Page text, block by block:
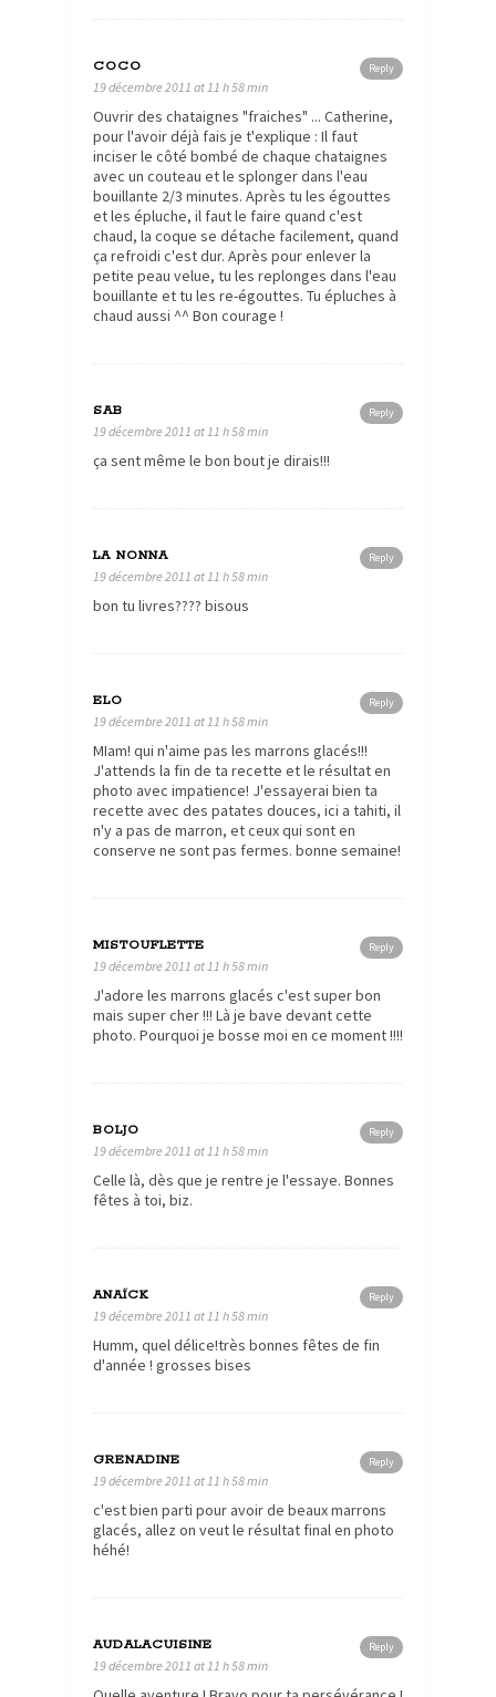
Reply
COCO
19 décembre 2011 at 11 h 58 min
Ouvrir des chataignes "fraiches" ... Catherine,
pour l'avoir déjà fais je t'explique : Il faut
inciser le côté bombé de chaque chataignes
avec un couteau et le splonger dans l'eau
bouillante 2/3 minutes. Après tu les égouttes
et les épluche, il faut le faire quand c'est
chaud, la coque se détache facilement, quand
ça refroidi c'est dur. Après pour enlever la
petite peau velue, tu les replonges dans l'eau
bouillante et tu les re-égouttes. Tu épluches à
chaud aussi ^^ Bon courage !
Reply
SAB
19 décembre 2011 at 11 h 58 min
ça sent même le bon bout je dirais!!!
Reply
LA NONNA
19 décembre 2011 at 11 h 58 min
bon tu livres???? bisous
Reply
ELO
19 décembre 2011 at 11 h 58 min
MIam! qui n'aime pas les marrons glacés!!!
J'attends la fin de ta recette et le résultat en
photo avec impatience! J'essayerai bien ta
recette avec des patates douces, ici a tahiti, il
n'y a pas de marron, et ceux qui sont en
conserve ne sont pas fermes. bonne semaine!
Reply
MISTOUFLETTE
19 décembre 2011 at 11 h 58 min
J'adore les marrons glacés c'est super bon
mais super cher !!! Là je bave devant cette
photo. Pourquoi je bosse moi en ce moment !!!!
Reply
BOLJO
19 décembre 2011 at 11 h 58 min
Celle là, dès que je rentre je l'essaye. Bonnes
fêtes à toi, biz.
Reply
ANAÏCK
19 décembre 2011 at 11 h 58 min
Humm, quel délice!très bonnes fêtes de fin
d'année ! grosses bises
Reply
GRENADINE
19 décembre 2011 at 11 h 58 min
c'est bien parti pour avoir de beaux marrons
glacés, allez on veut le résultat final en photo
héhé!
Reply
AUDALACUISINE
19 décembre 2011 at 11 h 58 min